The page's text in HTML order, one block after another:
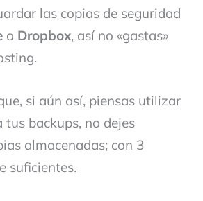
las copias de seguridad
o Dropbox, así no «gastas»
si aún así, piensas utilizar
tus backups, no dejes
almacenadas; con 3
suficientes.